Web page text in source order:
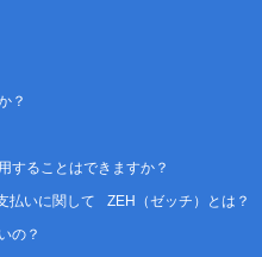
？
することはできますか？
払いに関して
ZEH（ゼッチ）とは？
の？